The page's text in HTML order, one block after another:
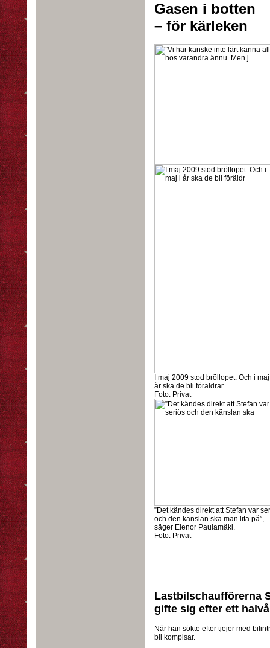
Gasen i botten
– för kärleken
I maj 2009 stod bröllopet. Och i
år ska de bli föräldrar.
Foto: Privat
”Det kändes direkt att Stefan var
och den känslan ska man lita på”,
säger Elenor Paulamäki.
Foto: Privat
Lastbilschaufförerna
gifte sig efter ett
När han sökte efter tjejer med
bli kompisar.